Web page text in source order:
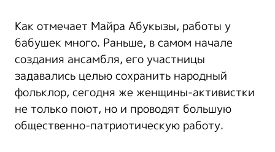
Как отмечает Майра Абукызы, работы у
бабушек много. Раньше, в самом начале
создания ансамбля, его участницы
задавались целью сохранить народный
фольклор, сегодня же женщины-активистки
не только поют, но и проводят большую
общественно-патриотическую работу.